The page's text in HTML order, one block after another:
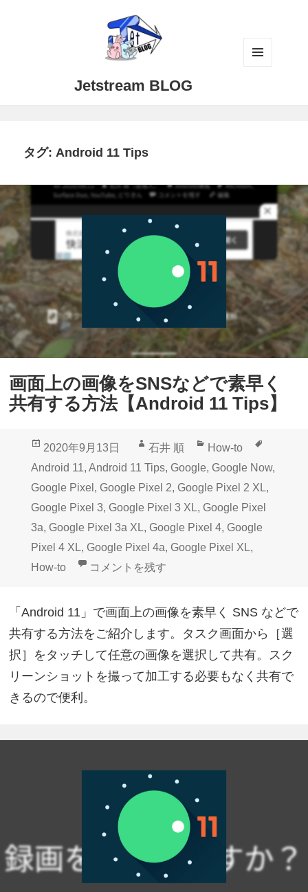
Jetstream BLOG
タグ: Android 11 Tips
画面上の画像をSNSなどで素早く
共有する方法【Android 11 Tips】
投
稿
日:
2020年9月13日
作
成
者
石井 順
カ
テ
ゴ
リ
ー
How-to
グ
Android 11, Android 11 Tips, Google, Google Now,
Google Pixel , Google Pixel 2, Google Pixel 2 XL,
Google Pixel 3, Google Pixel 3 XL, Google Pixel
3a, Google Pixel 3a XL, Google Pixel 4, Google
Pixel 4 XL, Google Pixel 4a, Google Pixel XL,
How-to
画面上の画像をSNSなどで素早く共有する
コメントを残す
「Android 11」で画面上の画像を素早く SNS などで
共有する方法をご紹介します。タスク画面から［選
択］をタッチして任意の画像を選択して共有。スク
リーンショットを撮って加工する必要もなく共有で
きるので便利。